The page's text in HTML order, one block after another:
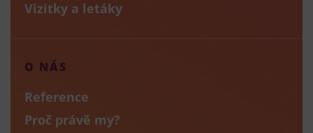
Vizitky a letáky
O NÁS
Reference
Proč právě my?